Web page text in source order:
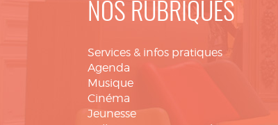
NOS RUBRIQUES
Services & infos pratiques
Agenda
Musique
Cinéma
Jeunesse